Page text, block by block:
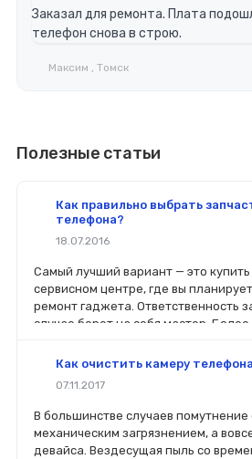
Заказал для ремонта. Плата
телефон снова в строю.
Максим , Томск
Полезные статьи
Как правильно выбрать
телефона?
18.07.2016
Самый лучший вариант — это
сервисном центре, где вы
ремонт гаджета. Ответственность
случае берет на себя мастер. Более
вы планируете делать ремонт
перед покупкой нового модуля
легче сориентироваться в
крепления, электрических
характеристиках.
Как очистить камеру
07.11.2017
В большинстве случаев помутнение
механическим загрязнением, а
девайса. Вездесущая пыль со